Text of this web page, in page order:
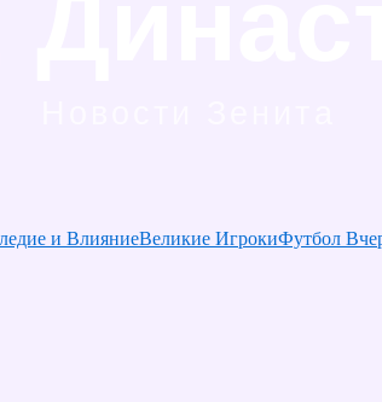
и ВлияниеВеликие ИгрокиФутбол